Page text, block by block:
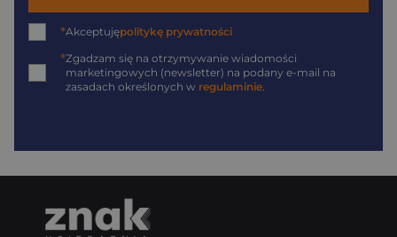
*Akceptujępolitykę prywatności
*Zgadzam się na otrzymywanie wiadomości
marketingowych (newsletter) na podany e-mail na
zasadach określonych w regulaminie